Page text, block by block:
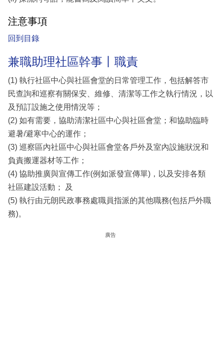
注意事項
回到目錄
兼職助理社區幹事丨職責
(1) 執行社區中心與社區會堂的日常管理工作，包括解答市
民查詢和巡察有關保安、維修、清潔等工作之執行情況，以
及預訂設施之使用情況等；
(2) 如有需要，協助清潔社區中心與社區會堂；和協助臨時
避暑/避寒中心的運作；
(3) 巡察區內社區中心與社區會堂各戶外及室內設施狀況和
負責搬運器材等工作；
(4) 協助推廣與宣傳工作(例如派發宣傳單)，以及安排各類
社區建設活動； 及
(5) 執行由元朗民政事務處職員指派的其他職務(包括戶外職
務)。
廣告